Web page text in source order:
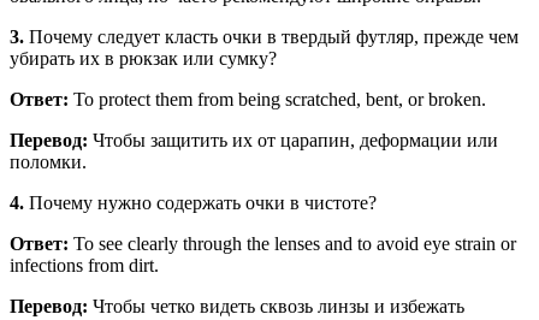
3. Почему следует класть очки в твердый футляр, прежде чем
убирать их в рюкзак или сумку?
Ответ: To protect them from being scratched, bent, or broken.
Перевод: Чтобы защитить их от царапин, деформации или
поломки.
4. Почему нужно содержать очки в чистоте?
Ответ: To see clearly through the lenses and to avoid eye strain or
infections from dirt.
Перевод: Чтобы четко видеть сквозь линзы и избежать